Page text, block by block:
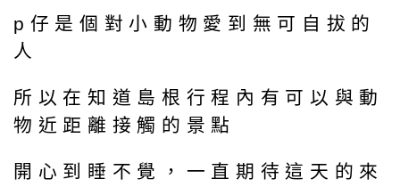
p仔是個對小動物愛到無可自拔的
人
所以在知道島根行程內有可以與動
物近距離接觸的景點
開心到睡不覺，一直期待這天的來